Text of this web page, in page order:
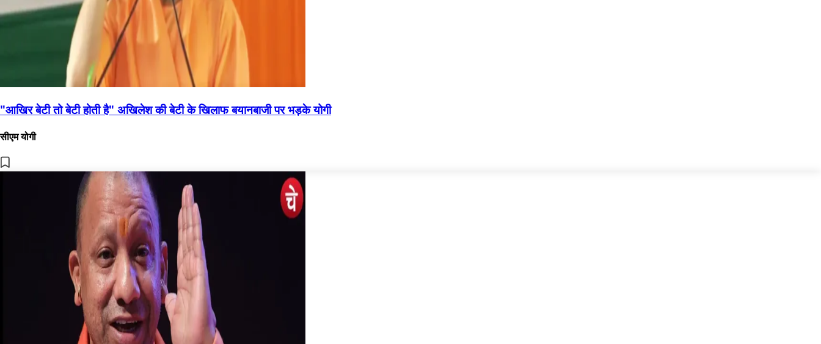
"आखिर बेटी तो बेटी होती है" अखिलेश की बेटी के खिलाफ बयानबाजी पर भड़के योगी
सीएम योगी